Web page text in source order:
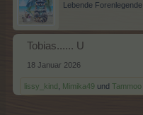
Lebende Forenlegende
Tobias...... U
18 Januar 2026
lissy_kind Mimika49 und Tammoo